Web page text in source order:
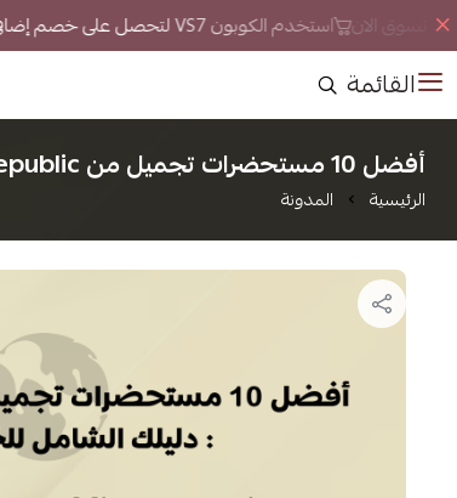
تسوق الان استخدم الكوبون VS7 لتحصل على خصم إضافي
القائمة
أفضل 10 مستحضرات تجميل من Nature Republic: دليلك الشامل للجمال المتألق
الرئيسية المدونة